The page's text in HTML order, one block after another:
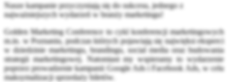
Nasze kampanie przyczyniają się do sukcesu, jednego z
najważniejszych wydarzeń w branży marketingu!
Golden Marketing Conference to cykl konferencji marketingowych
m.in. w Poznaniu, podczas których pojawiają się najwięksi eksperci
w dziedzinie marketingu, brandingu, social media oraz budowania
strategii marketingowej. Natomiast my wspieramy to wydarzenie
poprzez prowadzenie kampanii Google Ads i Facebook Ads, w celu
maksymalizacji sprzedaży biletów.